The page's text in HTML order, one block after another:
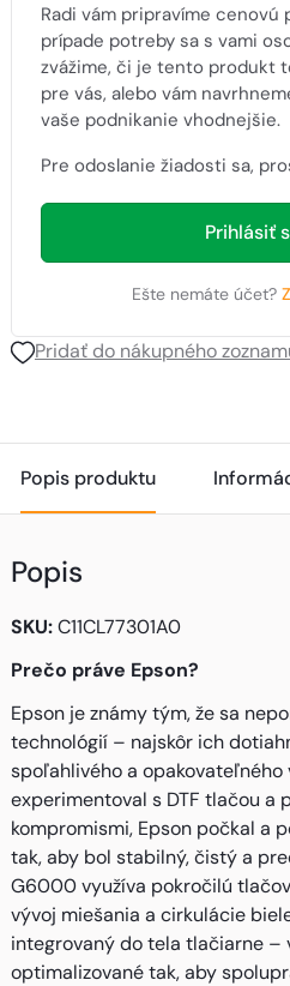
Radi vám pripravíme cenovú
prípade potreby sa s vami
zvážime, či je tento produkt
pre vás, alebo vám
vaše podnikanie vhodnejšie.
Pre odoslanie žiadosti sa,
Prihlásiť
Ešte nemáte účet?
Pridať do nákupného
Popis produktu
Popis
SKU:C11CL77301A0
Prečo práve Epson?
Epson je známy tým, že sa
technológií – najskôr ich
spoľahlivého a opakovateľného
experimentoval s DTF tlačou a
kompromismi, Epson počkal a
tak, aby bol stabilný, čistý a
G6000 využíva pokročilú
vývoj miešania a cirkulácie
integrovaný do tela tlačiarne –
optimalizované tak, aby